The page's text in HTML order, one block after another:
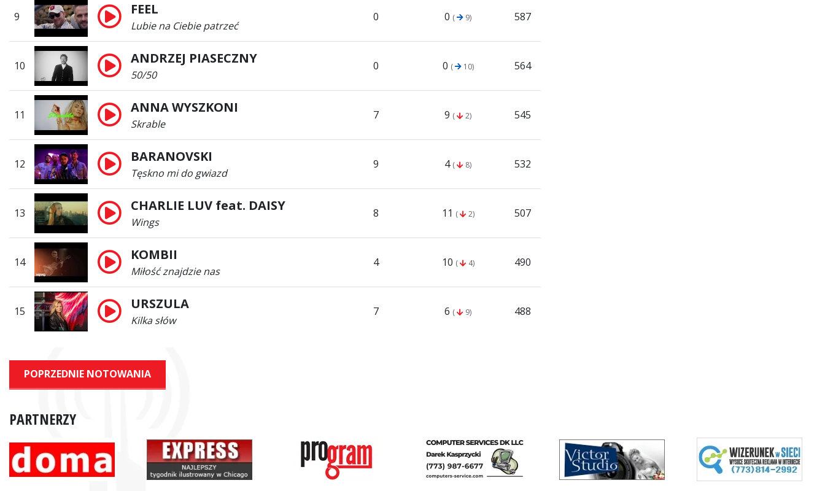
9 FEEL
Lubie na Ciebie patrzeć
0 0 ( 9) 587
10 ANDRZEJ PIASECZNY
50/50
0 0 ( 10) 564
11 ANNA WYSZKONI
Skrable
7 9 ( 2) 545
12 BARANOVSKI
Tęskno mi do gwiazd
9 4 ( 8) 532
13 CHARLIE LUV feat. DAISY
Wings
8 11 ( 2) 507
14 KOMBII
Miłość znajdzie nas
4 10 ( 4) 490
15 URSZULA
Kilka słów
7 6 ( 9) 488
POPRZEDNIE NOTOWANIA
PARTNERZY